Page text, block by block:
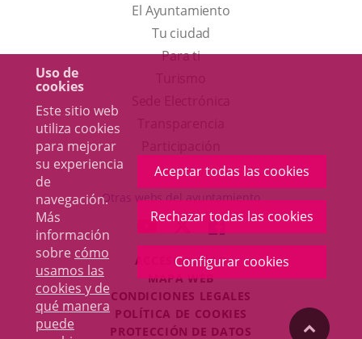
Uso de
cookies
Este sitio web
utiliza cookies
para mejorar
su experiencia
de
navegación.
Más
información
sobre cómo
usamos las
cookies y de
qué manera
puede
Aceptar todas las cookies
Rechazar todas las cookies
Configurar cookies
El Ayuntamiento
Tu ciudad
Para ti
en
una
ventana
nueva.
aplicación
externa.
Otras webs del ayuntamiento
ENLACE
A
UNA
APLICACIÓN
EXTERNA.
ENLACE
A
UNA
APLICACIÓN
EXTERNA.
ENLACE
A
UNA
EXTERNA.
ACCESIBILIDAD
MAPA WEB
CONDICIONES LEGALES
POLÍTICA DE COOKIES
PROTECCIÓN DE DATOS
"Volver